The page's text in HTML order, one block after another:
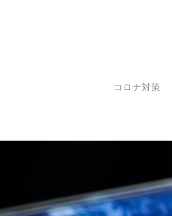
コロナ対策